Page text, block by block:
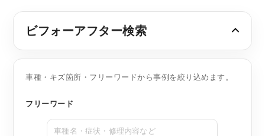
ビフォーアフター検索
車種・キズ箇所・フリーワードから事例を絞り込めます。
フリーワード